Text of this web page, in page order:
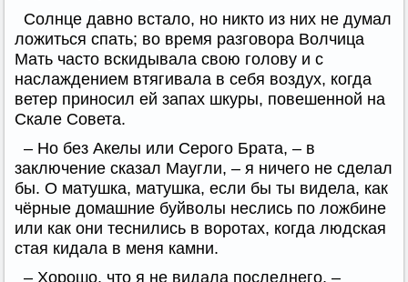
Солнце давно встало, но никто из них не думал
ложиться спать; во время разговора Волчица
Мать часто вскидывала свою голову и с
наслаждением втягивала в себя воздух, когда
ветер приносил ей запах шкуры, повешенной на
Скале Совета.
– Но без Акелы или Серого Брата, – в
заключение сказал Маугли, – я ничего не сделал
бы. О матушка, матушка, если бы ты видела, как
чёрные домашние буйволы неслись по ложбине
или как они теснились в воротах, когда людская
стая кидала в меня камни.
– Хорошо, что я не видала последнего, –